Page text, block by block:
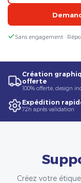
Sans engagement ·
Création
offerte
100% offerte, design
Expédition
72h après validation
Créez votre